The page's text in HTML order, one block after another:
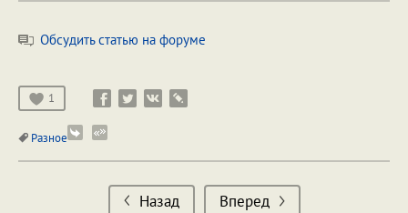
Обсудить статью на форуме
1
Разное
Назад Вперед